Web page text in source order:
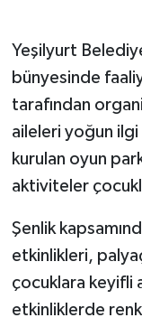
Yeşilyurt
bünyesinde
tarafından
aileleri yoğun
kurulan oyun
aktiviteler
Şenlik
etkinlikleri,
çocuklara keyifli
etkinliklerde